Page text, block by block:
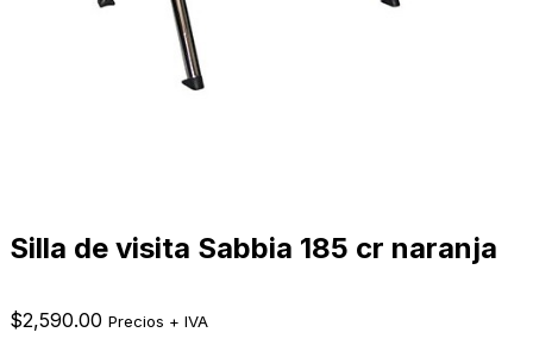
Silla de visita Sabbia 185 cr naranja
$2,590.00 Precios + IVA